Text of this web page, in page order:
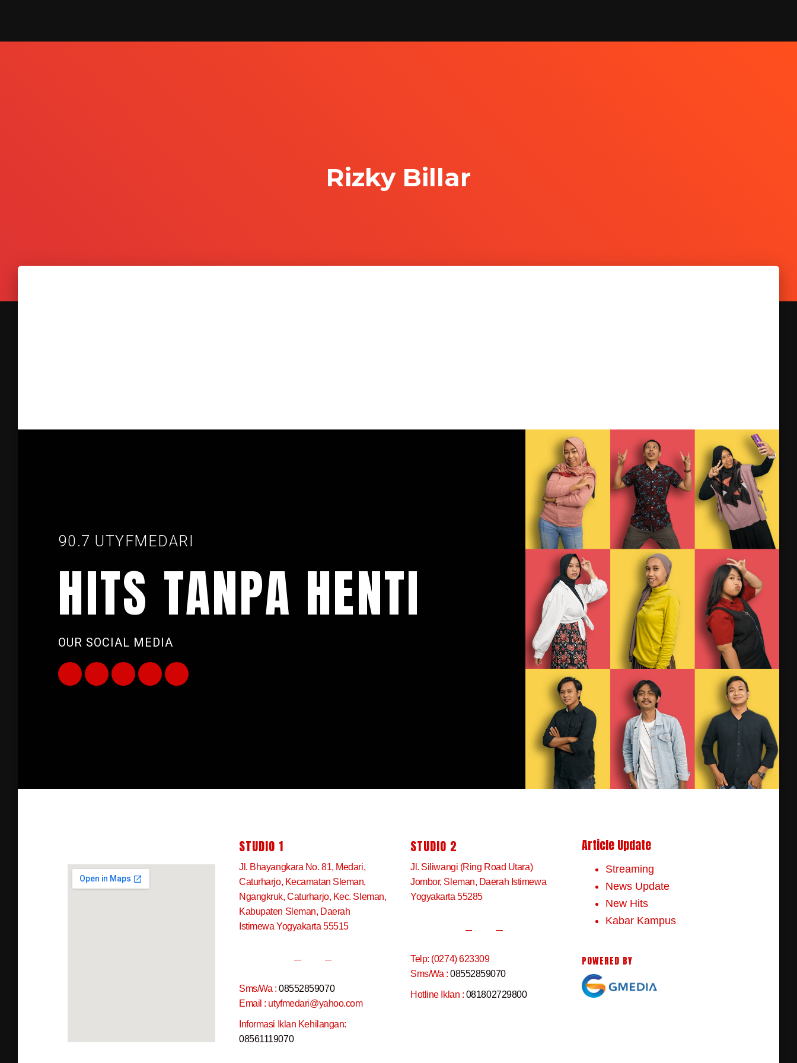
Rizky Billar
90.7 UTYFMEDARI
HITS TANPA HENTI
OUR SOCIAL MEDIA
STUDIO 1
Jl. Bhayangkara No. 81, Medari,
Caturharjo, Kecamatan Sleman,
Ngangkruk, Caturharjo, Kec. Sleman,
Kabupaten Sleman, Daerah
Istimewa Yogyakarta 55515
Sms/Wa :08552859070
Email : utyfmedari@yahoo.com
Informasi Iklan Kehilangan:
08561119070
STUDIO 2
Jl. Siliwangi (Ring Road Utara)
Jombor, Sleman, Daerah Istimewa
Yogyakarta 55285
Telp: (0274) 623309
Sms/Wa : 08552859070
Hotline Iklan : 081802729800
Article Update
Streaming
News Update
New Hits
Kabar Kampus
POWERED BY